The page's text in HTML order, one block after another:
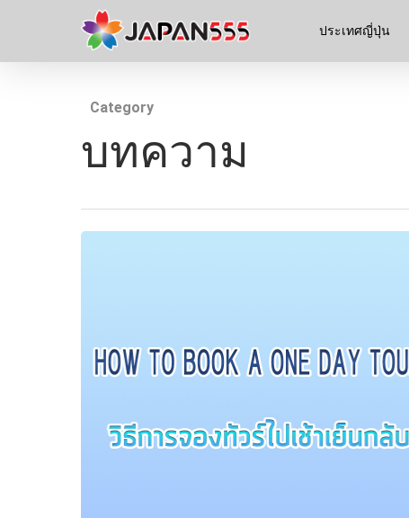
ประเทศญี่ปุ่น
Category
บทความ